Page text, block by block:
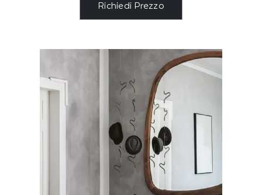
Richiedi Prezzo